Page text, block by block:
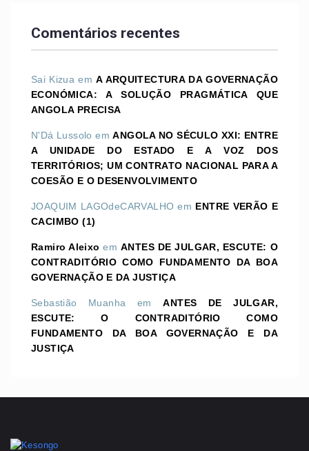
Comentários recentes
Sai Kizua emA ARQUITECTURA DA GOVERNAÇÃO
ECONÓMICA: A SOLUÇÃO PRAGMÁTICA QUE
ANGOLA PRECISA
N'Dá Lussolo emANGOLA NO SÉCULO XXI: ENTRE
A UNIDADE DO ESTADO E A VOZ DOS
TERRITÓRIOS; UM CONTRATO NACIONAL PARA A
COESÃO E O DESENVOLVIMENTO
JOAQUIM LAGOdeCARVALHO em ENTRE VERÃO E
CACIMBO (1)
Ramiro Aleixo emANTES DE JULGAR, ESCUTE: O
CONTRADITÓRIO COMO FUNDAMENTO DA BOA
GOVERNAÇÃO E DA JUSTIÇA
Sebastião Muanha emANTES DE JULGAR,
ESCUTE: O CONTRADITÓRIO COMO
FUNDAMENTO DA BOA GOVERNAÇÃO E DA
JUSTIÇA